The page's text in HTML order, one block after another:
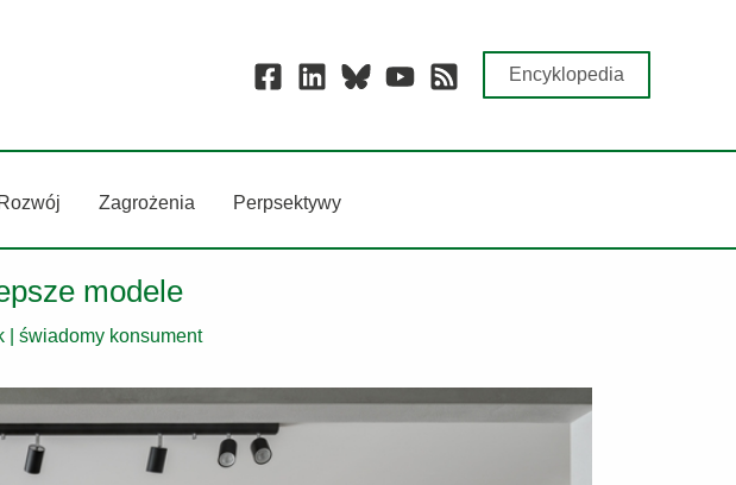
Encyklopedia
Rozwój Zagrożenia Perpsektywy
modele
świadomy konsument